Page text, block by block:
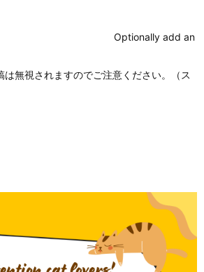
Optionally add an
は無視されますのでご注意ください。（ス